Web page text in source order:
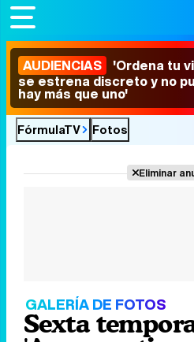
AUDIENCIAS 'Ordena tu
se estrena discreto y no
hay más que uno'
FórmulaTV Fotos
Eliminar
GALERÍA DE FOTOS
Sexta